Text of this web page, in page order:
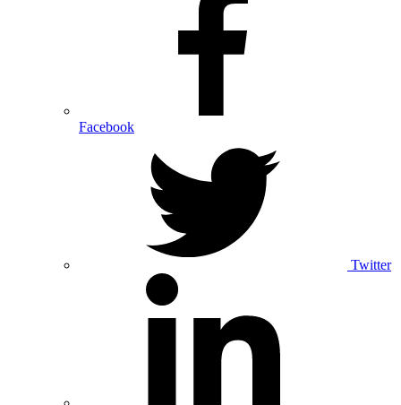
Facebook
Twitter